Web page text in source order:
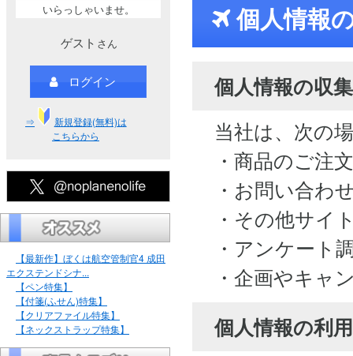
いらっしゃいませ。
ゲスト さん
ログイン
⇒
新規登録(無料)は
こちらから
【最新作】ぼくは航空管制官4 成田
エクステンドシナ...
【ペン特集】
【付箋(ふせん)特集】
【クリアファイル特集】
【ネックストラップ特集】
個人情報
個人情報の収集
当社は、次の
・商品のご注
・お問い合わ
・その他サイ
・アンケート
・企画やキャ
個人情報の利